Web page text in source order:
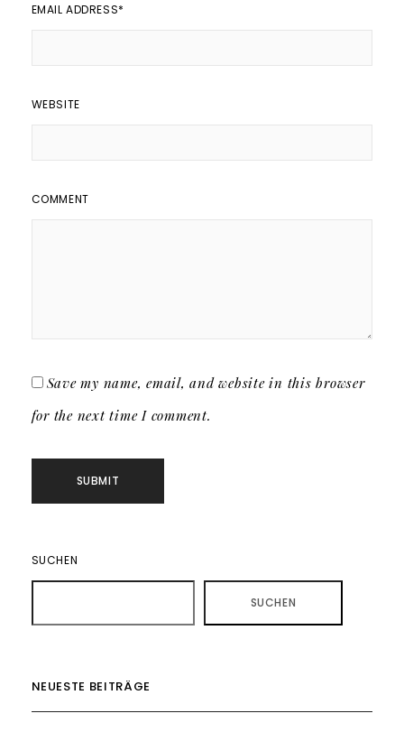
EMAIL ADDRESS*
WEBSITE
COMMENT
Save my name, email, and website in this browser
for the next time I comment.
SUCHEN
SUCHEN
NEUESTE BEITRÄGE